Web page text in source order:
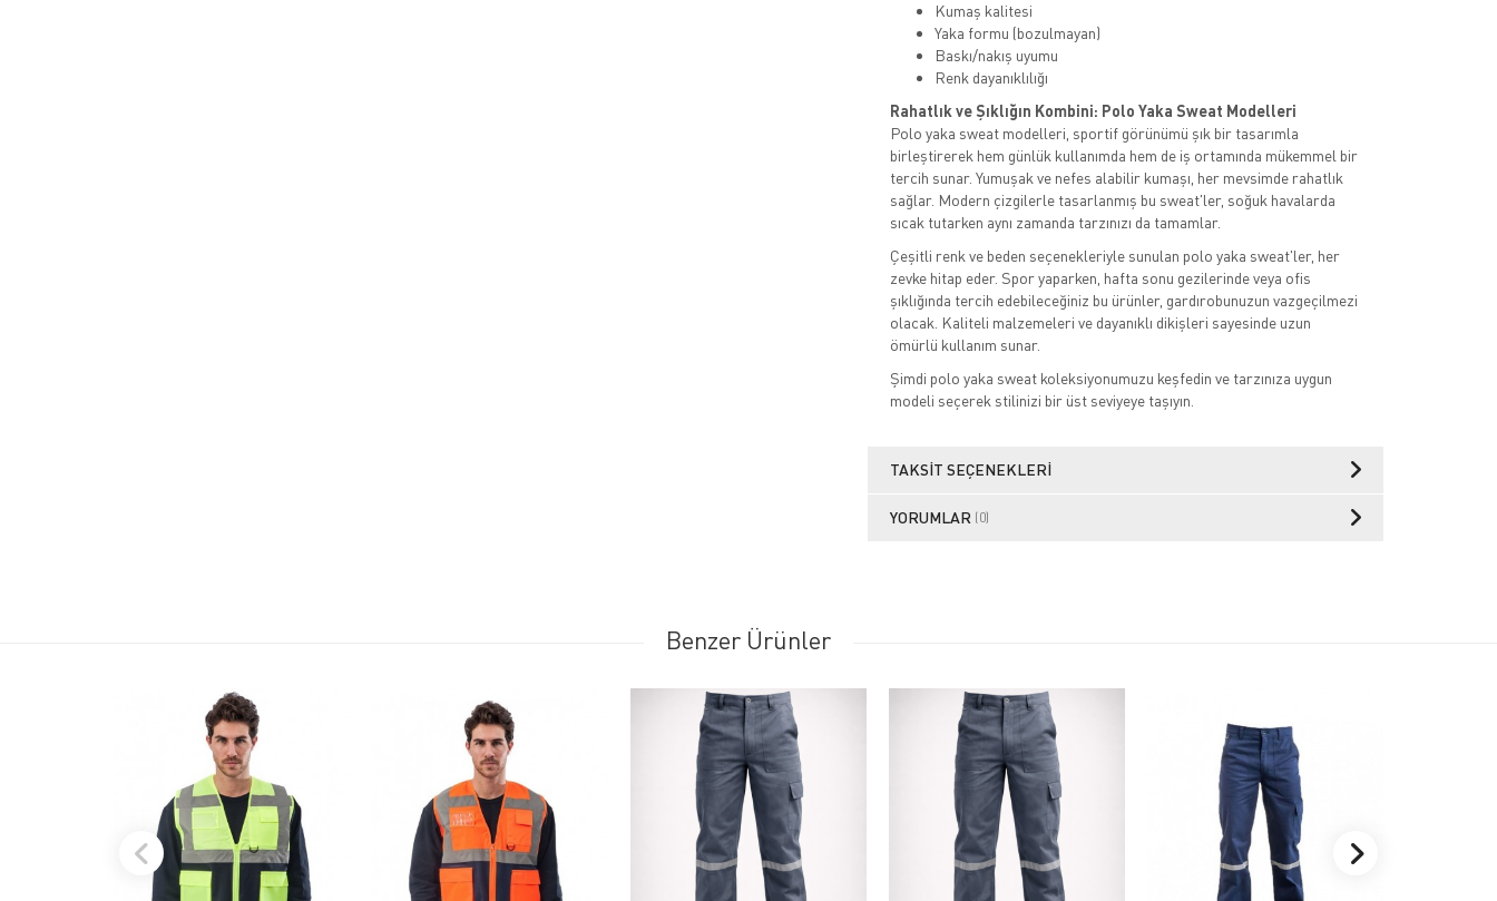
Kumaş kalitesi
Yaka formu (bozulmayan)
Baskı/nakış uyumu
Renk dayanıklılığı
Rahatlık ve Şıklığın Kombini: Polo Yaka Sweat Modelleri
Polo yaka sweat modelleri, sportif görünümü şık bir tasarımla
birleştirerek hem günlük kullanımda hem de iş ortamında mükemmel bir
tercih sunar. Yumuşak ve nefes alabilir kumaşı, her mevsimde rahatlık
sağlar. Modern çizgilerle tasarlanmış bu sweat'ler, soğuk havalarda
sıcak tutarken aynı zamanda tarzınızı da tamamlar.
Çeşitli renk ve beden seçenekleriyle sunulan polo yaka sweat'ler, her
zevke hitap eder. Spor yaparken, hafta sonu gezilerinde veya ofis
şıklığında tercih edebileceğiniz bu ürünler, gardırobunuzun vazgeçilmezi
olacak. Kaliteli malzemeleri ve dayanıklı dikişleri sayesinde uzun
ömürlü kullanım sunar.
Şimdi polo yaka sweat koleksiyonumuzu keşfedin ve tarzınıza uygun
modeli seçerek stilinizi bir üst seviyeye taşıyın.
TAKSIT SEÇENEKLERI
YORUMLAR (0)
Benzer Ürünler